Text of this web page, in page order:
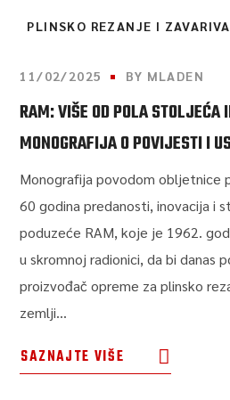
PLINSKO REZANJE I
11/02/2025 BY MLADEN
RAM: VIŠE OD POLA STOLJEĆA
MONOGRAFIJA O POVIJESTI I
Monografija povodom obljetnice
60 godina predanosti, inovacija i
poduzeće RAM, koje je 1962.
u skromnoj radionici, da bi danas
proizvođač opreme za plinsko
zemlji...
SAZNAJTE VIŠE